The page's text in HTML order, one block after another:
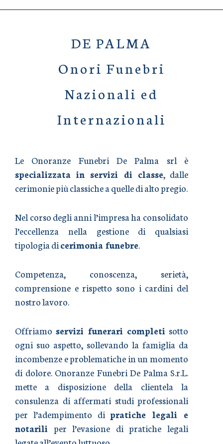
DE PALMA
Onori Funebri
Nazionali ed
Internazionali
Le Onoranze Funebri De Palma srl è
specializzata in servizi di classe, dalle
cerimonie più classiche a quelle di alto pregio.
Nel corso degli anni l’impresa ha consolidato
l’eccellenza nella gestione di qualsiasi
tipologia dicerimonia funebre.
Competenza, conoscenza, serietà,
comprensione e rispetto sono i cardini del
nostro lavoro.
Offriamo servizi funerari completi sotto
ogni suo aspetto, sollevando la famiglia da
incombenze e problematiche in un momento
di dolore. Onoranze Funebri De Palma S.r.L.
mette a disposizione della clientela la
consulenza di affermati studi professionali
per l’adempimento dipratiche legali e
notarili per l’evasione di pratiche legali